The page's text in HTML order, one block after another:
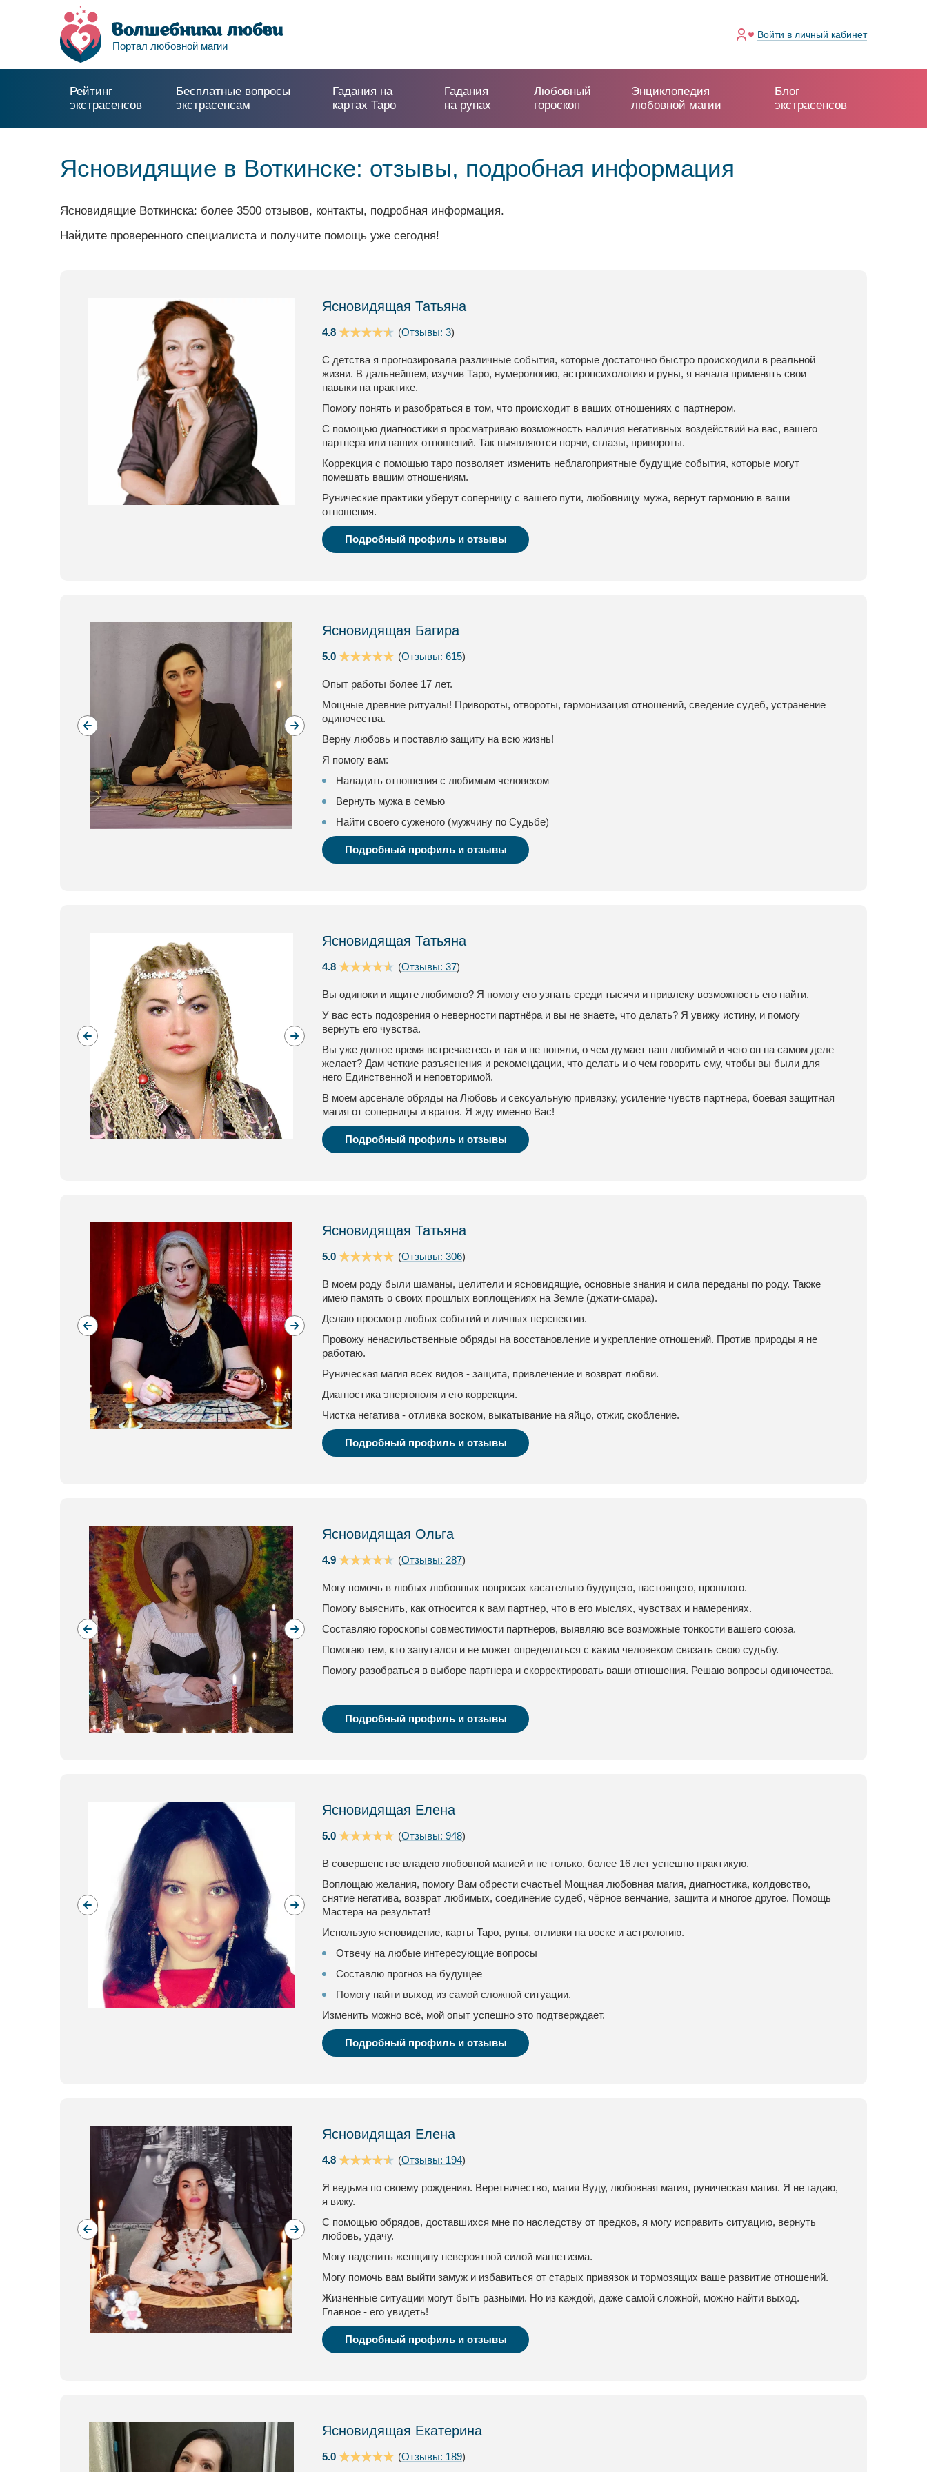
Портал любовной магии
Войти в личный кабинет
Рейтинг
экстрасенсов
Бесплатные вопросы
экстрасенсам
Гадания на
картах Таро
Гадания
на рунах
Любовный
гороскоп
Энциклопедия
любовной магии
Блог
экстрасенсов
Ясновидящие в Воткинске: отзывы, подробная информация
Ясновидящие Воткинска: более 3500 отзывов, контакты, подробная информация.
Найдите проверенного специалиста и получите помощь уже сегодня!
Ясновидящая Татьяна
4.8 (Отзывы: 3)
С детства я прогнозировала различные события, которые достаточно быстро происходили в реальной
жизни. В дальнейшем, изучив Таро, нумерологию, астропсихологию и руны, я начала применять свои
навыки на практике.
Помогу понять и разобраться в том, что происходит в ваших отношениях с партнером.
С помощью диагностики я просматриваю возможность наличия негативных воздействий на вас, вашего
партнера или ваших отношений. Так выявляются порчи, сглазы, привороты.
Коррекция с помощью таро позволяет изменить неблагоприятные будущие события, которые могут
помешать вашим отношениям.
Рунические практики уберут соперницу с вашего пути, любовницу мужа, вернут гармонию в ваши
отношения.
Подробный профиль и отзывы
Ясновидящая Багира
5.0 (Отзывы: 615)
Опыт работы более 17 лет.
Мощные древние ритуалы! Привороты, отвороты, гармонизация отношений, сведение судеб, устранение
одиночества.
Верну любовь и поставлю защиту на всю жизнь!
Я помогу вам:
Наладить отношения с любимым человеком
Вернуть мужа в семью
Найти своего суженого (мужчину по Судьбе)
Подробный профиль и отзывы
Ясновидящая Татьяна
4.8 (Отзывы: 37)
Вы одиноки и ищите любимого? Я помогу его узнать среди тысячи и привлеку возможность его найти.
У вас есть подозрения о неверности партнёра и вы не знаете, что делать? Я увижу истину, и помогу
вернуть его чувства.
Вы уже долгое время встречаетесь и так и не поняли, о чем думает ваш любимый и чего он на самом деле
желает? Дам четкие разъяснения и рекомендации, что делать и о чем говорить ему, чтобы вы были для
него Единственной и неповторимой.
В моем арсенале обряды на Любовь и сексуальную привязку, усиление чувств партнера, боевая защитная
магия от соперницы и врагов. Я жду именно Вас!
Подробный профиль и отзывы
Ясновидящая Татьяна
5.0 (Отзывы: 306)
В моем роду были шаманы, целители и ясновидящие, основные знания и сила переданы по роду. Также
имею память о своих прошлых воплощениях на Земле (джати-смара).
Делаю просмотр любых событий и личных перспектив.
Провожу ненасильственные обряды на восстановление и укрепление отношений. Против природы я не
работаю.
Руническая магия всех видов - защита, привлечение и возврат любви.
Диагностика энергополя и его коррекция.
Чистка негатива - отливка воском, выкатывание на яйцо, отжиг, скобление.
Подробный профиль и отзывы
Ясновидящая Ольга
4.9 (Отзывы: 287)
Могу помочь в любых любовных вопросах касательно будущего, настоящего, прошлого.
Помогу выяснить, как относится к вам партнер, что в его мыслях, чувствах и намерениях.
Составляю гороскопы совместимости партнеров, выявляю все возможные тонкости вашего союза.
Помогаю тем, кто запутался и не может определиться с каким человеком связать свою судьбу.
Помогу разобраться в выборе партнера и скорректировать ваши отношения. Решаю вопросы одиночества.
Подробный профиль и отзывы
Ясновидящая Елена
5.0 (Отзывы: 948)
В совершенстве владею любовной магией и не только, более 16 лет успешно практикую.
Воплощаю желания, помогу Вам обрести счастье! Мощная любовная магия, диагностика, колдовство,
снятие негатива, возврат любимых, соединение судеб, чёрное венчание, защита и многое другое. Помощь
Мастера на результат!
Использую ясновидение, карты Таро, руны, отливки на воске и астрологию.
Отвечу на любые интересующие вопросы
Составлю прогноз на будущее
Помогу найти выход из самой сложной ситуации.
Изменить можно всё, мой опыт успешно это подтверждает.
Подробный профиль и отзывы
Ясновидящая Елена
4.8 (Отзывы: 194)
Я ведьма по своему рождению. Веретничество, магия Вуду, любовная магия, руническая магия. Я не гадаю,
я вижу.
С помощью обрядов, доставшихся мне по наследству от предков, я могу исправить ситуацию, вернуть
любовь, удачу.
Могу наделить женщину невероятной силой магнетизма.
Могу помочь вам выйти замуж и избавиться от старых привязок и тормозящих ваше развитие отношений.
Жизненные ситуации могут быть разными. Но из каждой, даже самой сложной, можно найти выход.
Главное - его увидеть!
Подробный профиль и отзывы
Ясновидящая Екатерина
5.0 (Отзывы: 189)